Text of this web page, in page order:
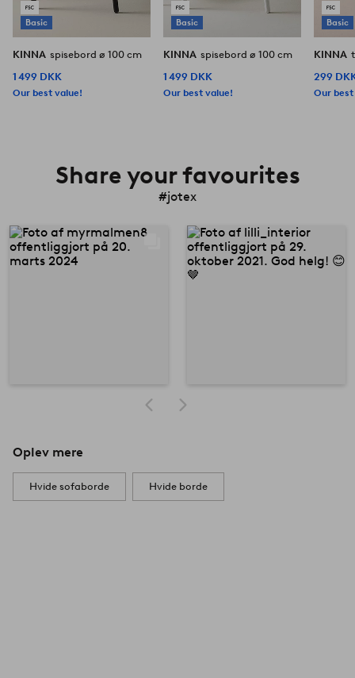
Basic
KINNA spisebord ø 100 cm
1 499 DKK
Our best value!
Basic
KINNA spisebord ø 100 cm
1 499 DKK
Our best value!
Basic
KINNA
299
Our
Share your favourites
#jotex
Oplev mere
Hvide sofaborde Hvide borde